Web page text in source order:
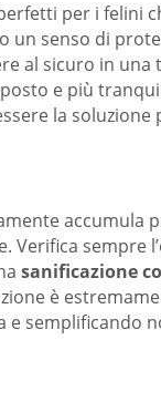
per i felini
senso di
al sicuro in
e più
la soluzione
accumula
sempre
sanificazione
è
semplificando